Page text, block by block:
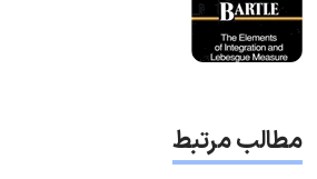
مطالب مرتبط